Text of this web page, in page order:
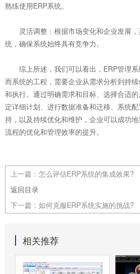
熟练使用ERP系统。
灵活调整‌：根据市场变化和企业发展，
统，确保系统始终具有竞争力。
综上所述，我们可以看出，ERP管理系
而系统的工程，需要企业从需求分析到持
和执行。通过明确需求和目标、选择合适
定详细计划、进行数据准备和迁移、系统
持，以及持续优化和维护，企业可以成功
流程的优化和管理效率的提升。
上一篇： 怎么评估ERP系统的集成效果?
返回目录
下一篇： 如何克服ERP系统实施的挑战?
相关推荐